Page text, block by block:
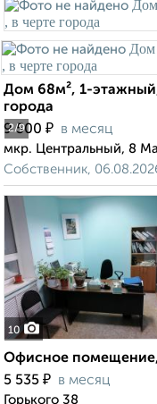
2/9
Дом 68м², 1-
города
9 500 ₽ в месяц
мкр. Центральный, 8
Собственник,
10
Офисное помещение,
5 535 ₽ в месяц
Горького 38